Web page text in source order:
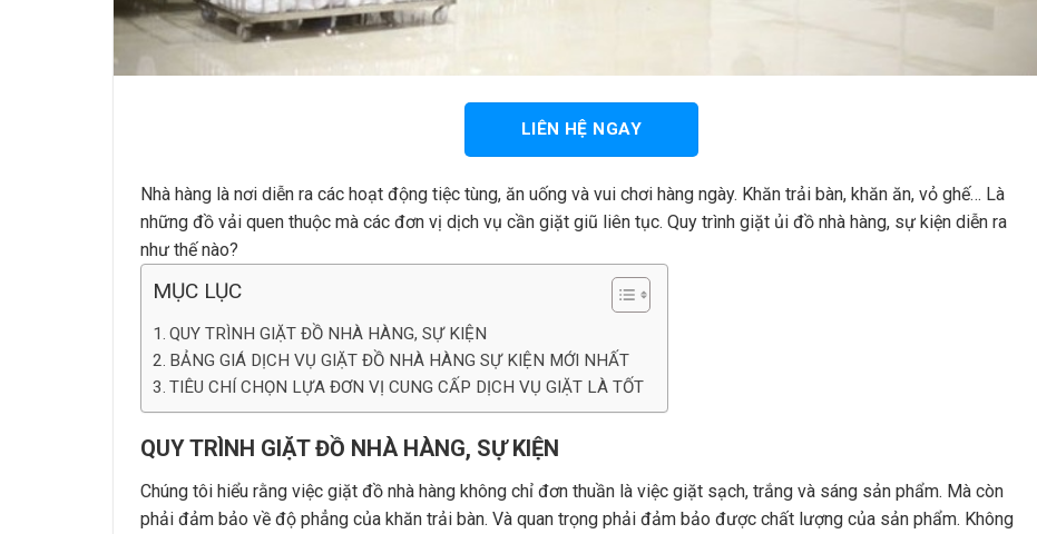
LIÊN HỆ NGAY
Nhà hàng là nơi diễn ra các hoạt động tiệc tùng, ăn uống và vui chơi hàng ngày. Khăn trải bàn, khăn ăn, vỏ ghế… Là
những đồ vải quen thuộc mà các đơn vị dịch vụ cần giặt giũ liên tục. Quy trình giặt ủi đồ nhà hàng, sự kiện diễn ra
như thế nào?
MỤC LỤC
QUY TRÌNH GIẶT ĐỒ NHÀ HÀNG, SỰ KIỆN
BẢNG GIÁ DỊCH VỤ GIẶT ĐỒ NHÀ HÀNG SỰ KIỆN MỚI NHẤT
TIÊU CHÍ CHỌN LỰA ĐƠN VỊ CUNG CẤP DỊCH VỤ GIẶT LÀ TỐT
QUY TRÌNH GIẶT ĐỒ NHÀ HÀNG, SỰ KIỆN
Chúng tôi hiểu rằng việc giặt đồ nhà hàng không chỉ đơn thuần là việc giặt sạch, trắng và sáng sản phẩm. Mà còn
phải đảm bảo về độ phẳng của khăn trải bàn. Và quan trọng phải đảm bảo được chất lượng của sản phẩm. Không